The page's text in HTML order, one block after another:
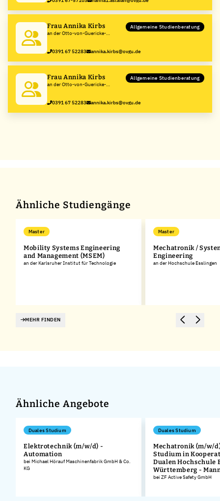
Frau Annika Kirbs
an der Otto-von-Guericke-
Allgemeine Studienberatung
0391 67 52283 annika.kirbs@ovgu.de
Frau Annika Kirbs
an der Otto-von-Guericke-
Allgemeine Studienberatung
0391 67 52283 annika.kirbs@ovgu.de
Ähnliche Studiengänge
Master
Mobility Systems Engineering
and Management (MSEM)
an der Karlsruher Institut für Technologie
Master
Mechatronik /
Engineering
an der Hochschule Esslingen
MEHR FINDEN
Ähnliche Angebote
Duales Studium
Elektrotechnik (m/w/d) -
Automation
bei Michael Hörauf Maschinenfabrik GmbH & Co.
KG
Duales Studium
Mechatronik (m/w/
Studium in
Dualen Hochschule
Württemberg -
bei ZF Active Safety GmbH